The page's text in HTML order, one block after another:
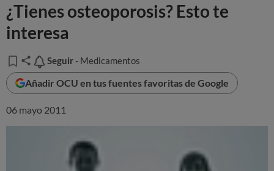
¿Tienes osteoporosis? Esto te
interesa
Seguir
Seguir - Medicamentos
Añadir OCU en tus fuentes favoritas de Google
06 mayo 2011